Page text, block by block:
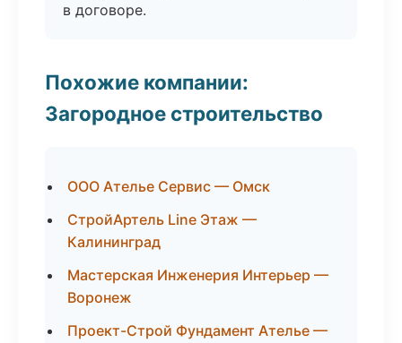
в договоре.
Похожие компании:
Загородное строительство
ООО Ателье Сервис — Омск
СтройАртель Line Этаж —
Калининград
Мастерская Инженерия Интерьер —
Воронеж
Проект-Строй Фундамент Ателье —